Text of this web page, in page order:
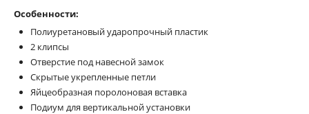
Особенности:
Полиуретановый ударопрочный пластик
2 клипсы
Отверстие под навесной замок
Скрытые укрепленные петли
Яйцеобразная поролоновая вставка
Подиум для вертикальной установки